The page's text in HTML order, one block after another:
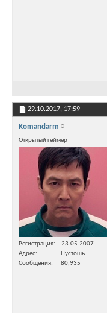
29.10.2017, 17:59
Komandarm
Открытый геймер
Регистрация
23.05.2007
Адрес
Пустошь
Сообщения
80,935